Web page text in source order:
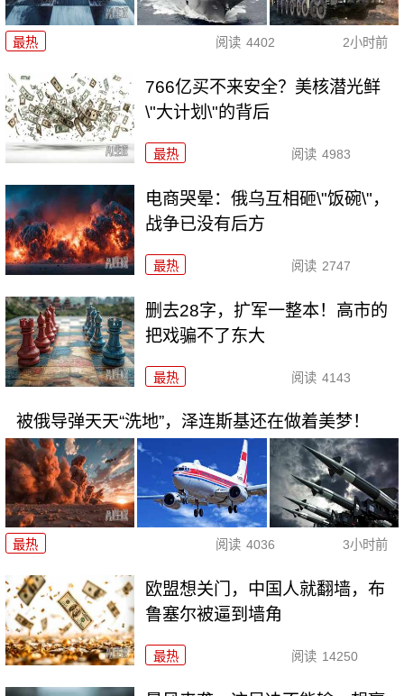
最热 阅读 4402 2小时前
766亿买不来安全？美核潜光鲜
\"大计划\"的背后
最热 阅读 4983
电商哭晕：俄乌互相砸\"饭碗\"，
战争已没有后方
最热 阅读 2747
删去28字，扩军一整本！高市的
把戏骗不了东大
最热 阅读 4143
被俄导弹天天“洗地”，泽连斯基还在做着美梦！
最热 阅读 4036 3小时前
欧盟想关门，中国人就翻墙，布
鲁塞尔被逼到墙角
最热 阅读 14250